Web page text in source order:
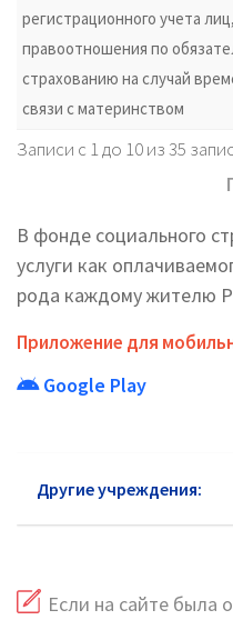
регистрационного учета
правоотношения по
страхованию на случай
связи с материнством
Записи с 1 до 10 из 35
В фонде социального
услуги как
рода каждому жителю
Приложение для
Google Play
Другие учреждения:
Если на сайте была